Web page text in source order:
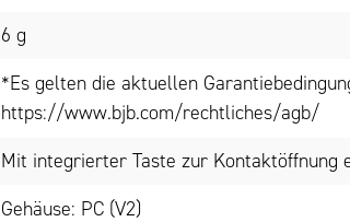
6 g
*Es gelten die aktuellen
https://www.bjb.com/rechtliches/agb/
Mit integrierter Taste zur Kontaktöffnung
Gehäuse: PC (V2)